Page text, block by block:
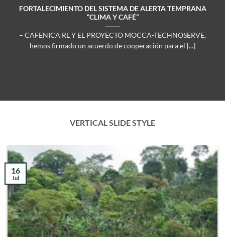
FORTALECIMIENTO DEL SISTEMA DE ALERTA TEMPRANA
“CLIMA Y CAFÉ”
– CAFENICA RL Y EL PROYECTO MOCCA-TECHNOSERVE,
hemos firmado un acuerdo de cooperación para el [...]
VERTICAL SLIDE STYLE
16
Jul